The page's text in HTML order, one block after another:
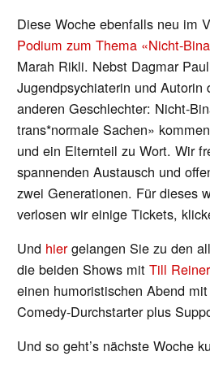
Diese Woche ebenfalls neu im
Podium zum Thema «Nicht-
Marah Rikli. Nebst Dagmar
Jugendpsychiaterin und Autorin
anderen Geschlechter: Nicht-
trans*normale Sachen»
und ein Elternteil zu Wort. Wir
spannenden Austausch und
zwei Generationen. Für dieses
verlosen wir einige Tickets,
Und hiergelangen Sie zu den
die beiden Shows mitTill
einen humoristischen Abend
Comedy-Durchstarter plus
Und so geht’s nächste Woche